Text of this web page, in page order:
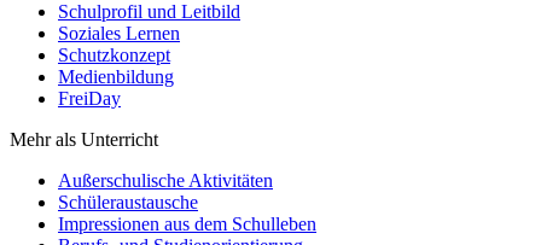
Schulprofil und Leitbild
Soziales Lernen
Schutzkonzept
Medienbildung
FreiDay
Mehr als Unterricht
Außerschulische Aktivitäten
Schüleraustausche
Impressionen aus dem Schulleben